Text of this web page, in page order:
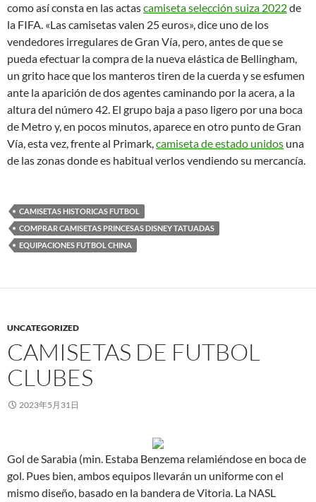
como así consta en las actascamiseta selección suiza 2022de
la FIFA. «Las camisetas valen 25 euros», dice uno de los
vendedores irregulares de Gran Vía, pero, antes de que se
pueda efectuar la compra de la nueva elástica de Bellingham,
un grito hace que los manteros tiren de la cuerda y se esfumen
ante la aparición de dos agentes caminando por la acera, a la
altura del número 42. El grupo baja a paso ligero por una boca
de Metro y, en pocos minutos, aparece en otro punto de Gran
Vía, esta vez, frente al Primark,camiseta de estado unidos una
de las zonas donde es habitual verlos vendiendo su mercancía.
CAMISETAS HISTORICAS FUTBOL
COMPRAR CAMISETAS PRINCESAS DISNEY TATUADAS
EQUIPACIONES FUTBOL CHINA
UNCATEGORIZED
CAMISETAS DE FUTBOL
CLUBES
2023年5月31日
Gol de Sarabia (min. Estaba Benzema relamiéndose en boca de
gol. Pues bien, ambos equipos llevarán un uniforme con el
mismo diseño, basado en la bandera de Vitoria. La NASL